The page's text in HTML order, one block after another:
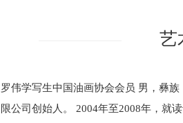
艺
罗伟学写生中国油画协会会员 男，彝
限公司创始人。 2004年至2008年，就